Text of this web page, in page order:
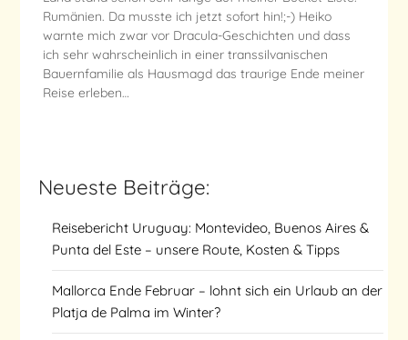
Rumänien. Da musste ich jetzt sofort hin!;-) Heiko
warnte mich zwar vor Dracula-Geschichten und dass
ich sehr wahrscheinlich in einer transsilvanischen
Bauernfamilie als Hausmagd das traurige Ende meiner
Reise erleben…
Neueste Beiträge:
Reisebericht Uruguay: Montevideo, Buenos Aires &
Punta del Este – unsere Route, Kosten & Tipps
Mallorca Ende Februar – lohnt sich ein Urlaub an der
Platja de Palma im Winter?